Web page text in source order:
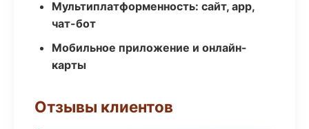
Мультиплатформенность: сайт, app,
чат-бот
Мобильное приложение и онлайн-
карты
Отзывы клиентов